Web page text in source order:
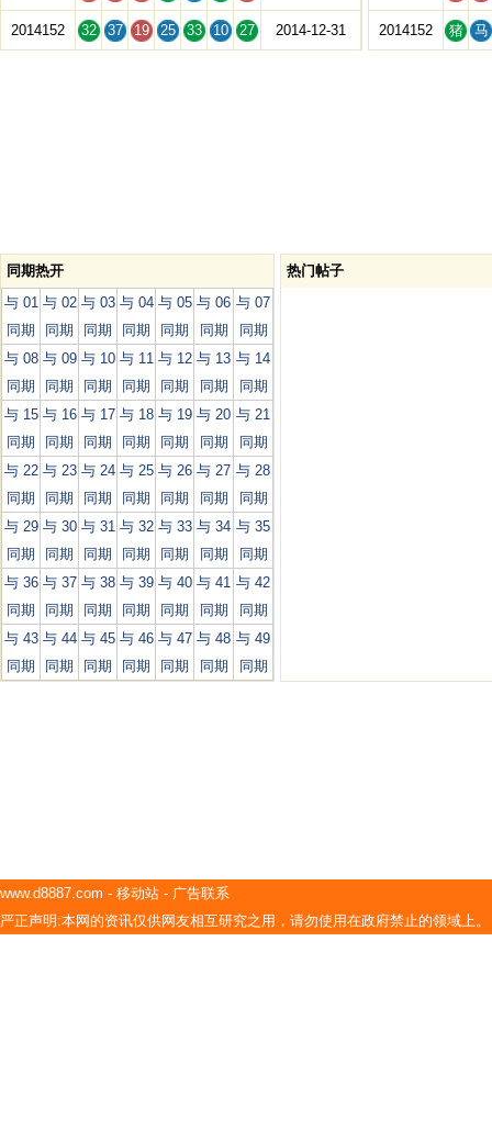
2014152 32 37 19 25 33 10 27 2014-12-31 2014152 猪 马
同期热开
与 01
同期
与 02
同期
与 03
同期
与 04
同期
与 05
同期
与 06
同期
与 07
同期
与 08
同期
与 09
同期
与 10
同期
与 11
同期
与 12
同期
与 13
同期
与 14
同期
与 15
同期
与 16
同期
与 17
同期
与 18
同期
与 19
同期
与 20
同期
与 21
同期
与 22
同期
与 23
同期
与 24
同期
与 25
同期
与 26
同期
与 27
同期
与 28
同期
与 29
同期
与 30
同期
与 31
同期
与 32
同期
与 33
同期
与 34
同期
与 35
同期
与 36
同期
与 37
同期
与 38
同期
与 39
同期
与 40
同期
与 41
同期
与 42
同期
与 43
同期
与 44
同期
与 45
同期
与 46
同期
与 47
同期
与 48
同期
与 49
同期
热门帖子
www.d8887.com - 移动站 - 广告联系
严正声明:本网的资讯仅供网友相互研究之用，请勿使用在政府禁止的领域上。